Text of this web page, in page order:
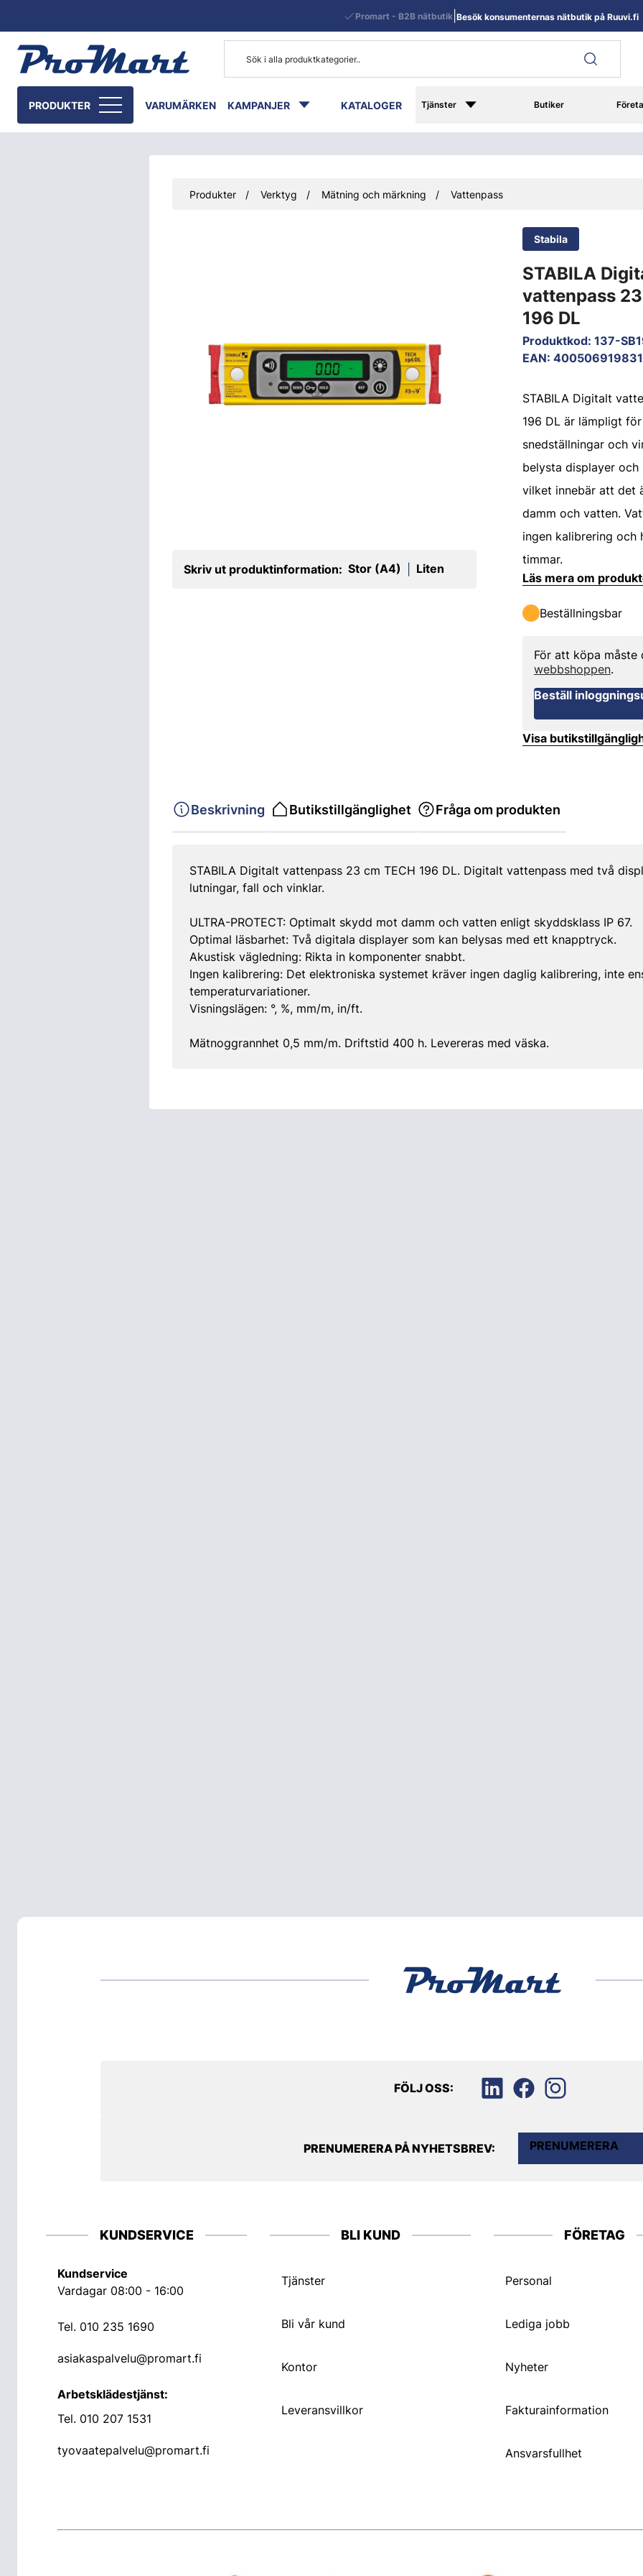
PRODUKTER VARUMÄRKEN KAMPANJER KATALOGER Tjänster Butiker
Promart - B2B nätbutik Besök konsumenternas nätbutik på Ruuvi.fi
Produkter Verktyg Mätning och märkning Vattenpass
Stabila
STABILA
vattenpass
196 DL
Produktkod: 137-
EAN:
Skriv ut produktinformation: Stor (A4) Liten
STABILA Digitalt
196 DL är lämpligt
snedställningar och
belysta displayer och
vilket innebär att det
damm och vatten.
ingen kalibrering
timmar.
Läs mera om
Beställningsbar
För att köpa måste
webbshoppen.
Beställ
Visa
Beskrivning Butikstillgänglighet Fråga om produkten
STABILA Digitalt vattenpass 23 cm TECH 196 DL. Digitalt vattenpass med två
lutningar, fall och vinklar.
ULTRA-PROTECT: Optimalt skydd mot damm och vatten enligt skyddsklass IP 67.
Optimal läsbarhet: Två digitala displayer som kan belysas med ett knapptryck.
Akustisk vägledning: Rikta in komponenter snabbt.
Ingen kalibrering: Det elektroniska systemet kräver ingen daglig kalibrering, inte
temperaturvariationer.
Visningslägen: °, %, mm/m, in/ft.
Mätnoggrannhet 0,5 mm/m. Driftstid 400 h. Levereras med väska.
FÖLJ OSS:
PRENUMERERA PÅ NYHETSBREV: PRENUMERERA
KUNDSERVICE
Kundservice
Vardagar 08:00 - 16:00
Tel. 010 235 1690
asiakaspalvelu@promart.fi
Arbetsklädestjänst:
Tel. 010 207 1531
tyovaatepalvelu@promart.fi
BLI KUND
Tjänster
Bli vår kund
Kontor
Leveransvillkor
FÖRETAG
Personal
Lediga jobb
Nyheter
Fakturainformation
Ansvarsfullhet